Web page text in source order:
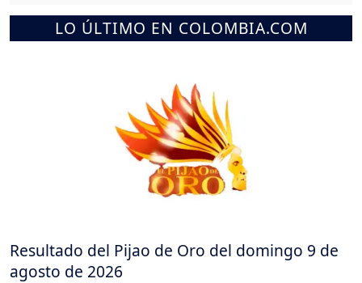
LO ÚLTIMO EN COLOMBIA.COM
Resultado del Pijao de Oro del domingo 9 de
agosto de 2026